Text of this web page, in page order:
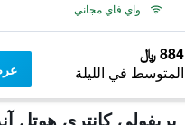
واي فاي مجاني
884 ﷼
المتوسط في الليلة